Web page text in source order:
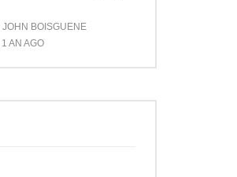
JOHN BOISGUENE
1 AN AGO